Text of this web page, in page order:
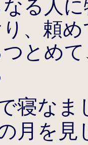
なる人
、頼
つとめ
寝なま
月を見